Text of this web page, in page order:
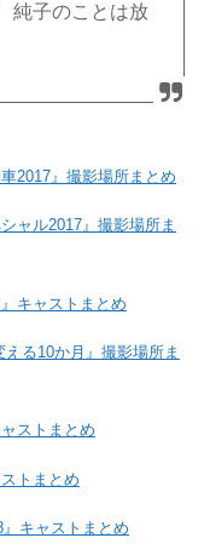
純子のことは放
2017』撮影場所まとめ
ャル2017』撮影場所ま
キャストまとめ
る10か月』撮影場所ま
ストまとめ
トまとめ
キャストまとめ